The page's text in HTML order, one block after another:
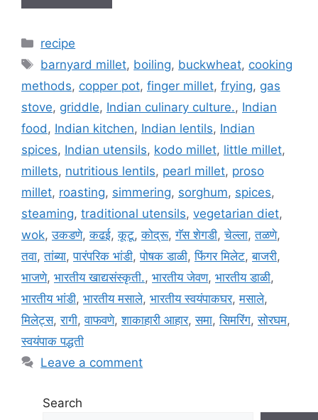
C
a
e
g
o
r
s
recipe
T
a
s
barnyard millet, boiling, buckwheat, cooking
methods, copper pot, finger millet, frying, gas
stove, griddle, Indian culinary culture., Indian
food , Indian kitchen, Indian lentils, Indian
spices, Indian utensils, kodo millet, little millet,
millets, nutritious lentils, pearl millet, proso
millet, roasting, simmering, sorghum, spices,
steaming, traditional utensils, vegetarian diet,
wok,उकडणे,कढई,कूटू,कोद्रू,गॅस शेगडी,चेल्ला,तळणे,
तवा,तांब्या,पारंपरिक भांडी,पोषक डाळी,फिंगर मिलेट,बाजरी,
भाजणे, भारतीय खाद्यसंस्कृती., भारतीय जेवण, भारतीय डाळी,
भारतीय भांडी, भारतीय मसाले, भारतीय स्वयंपाकघर,मसाले,
मिलेट्स,रागी,वाफवणे,शाकाहारी आहार,समा,सिमरिंग,सोरघम,
स्वयंपाक पद्धती
Leave a comment
Search